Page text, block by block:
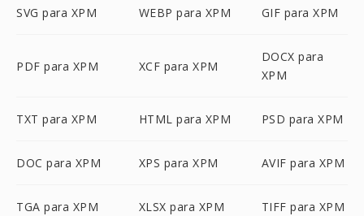
SVG para XPM WEBP para XPM GIF para XPM
PDF para XPM XCF para XPM
DOCX para
XPM
TXT para XPM HTML para XPM PSD para XPM
DOC para XPM XPS para XPM AVIF para XPM
TGA para XPM XLSX para XPM TIFF para XPM